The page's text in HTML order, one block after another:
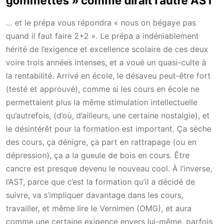
… et le prépa vous répondra « nous on bégaye pas
quand il faut faire 2+2 ». Le prépa a indéniablement
hérité de l’exigence et excellence scolaire de ces deux
voire trois années intenses, et a voué un quasi-culte à
la rentabilité. Arrivé en école, le désaveu peut-être fort
(testé et approuvé), comme si les cours en école ne
permettaient plus la même stimulation intellectuelle
qu’autrefois, (d’où, d’ailleurs, une certaine nostalgie), et
le désintérêt pour la formation est important. Ça sèche
des cours, ça dénigre, ça part en rattrapage (ou en
dépression), ça a la gueule de bois en cours. Être
cancre est presque devenu le nouveau cool. À l’inverse,
l’AST, parce que c’est la formation qu’il a décidé de
suivre, va s’impliquer davantage dans les cours,
travailler, et même lire le Vernimen (OMG), et aura
comme une certaine exigence envers lui-même, parfois